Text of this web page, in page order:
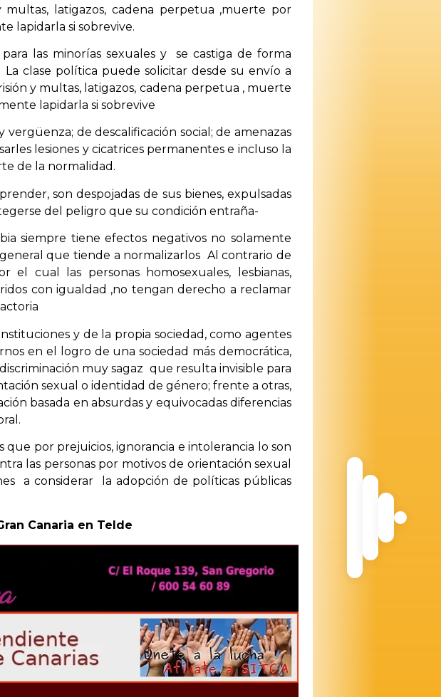
latigazos, cadena perpetua ,muerte por
lapidarla si sobrevive.
las minorías sexuales y se castiga de forma
La clase política puede solicitar desde su envío a
y multas, latigazos, cadena perpetua , muerte
lapidarla si sobrevive
de descalificación social; de amenazas
lesiones y cicatrices permanentes e incluso la
de la normalidad.
son despojadas de sus bienes, expulsadas
del peligro que su condición entraña-
siempre tiene efectos negativos no solamente
que tiende a normalizarlos Al contrario de
cual las personas homosexuales, lesbianas,
con igualdad ,no tengan derecho a reclamar
y de la propia sociedad, como agentes
en el logro de una sociedad más democrática,
muy sagaz que resulta invisible para
sexual o identidad de género; frente a otras,
basada en absurdas y equivocadas diferencias
por prejuicios, ignorancia e intolerancia lo son
las personas por motivos de orientación sexual
a considerar la adopción de políticas públicas
Canaria en Telde